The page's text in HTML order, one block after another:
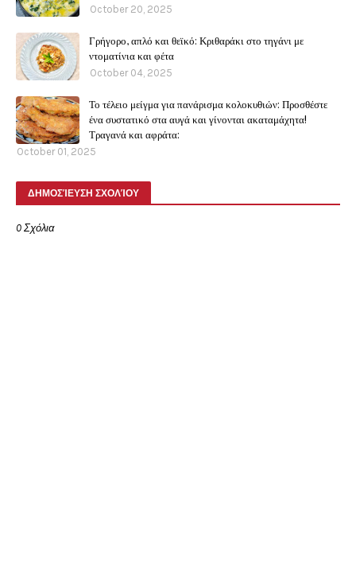
October 20, 2025
Γρήγορο, απλό και θεϊκό: Κριθαράκι στο τηγάνι με
ντοματίνια και φέτα
October 04, 2025
Το τέλειο μείγμα για πανάρισμα κολοκυθιών: Προσθέστε
ένα συστατικό στα αυγά και γίνονται ακαταμάχητα!
Τραγανά και αφράτα:
October 01, 2025
ΔΗΜΟΣΊΕΥΣΗ ΣΧΟΛΊΟΥ
0 Σχόλια